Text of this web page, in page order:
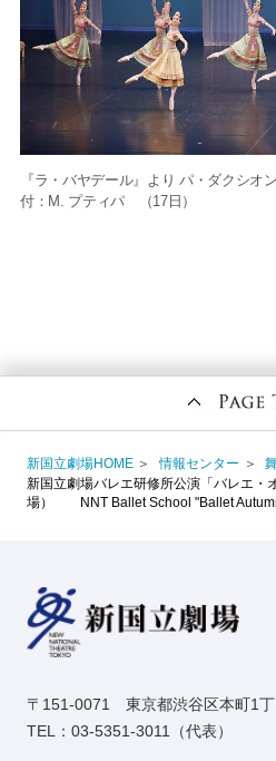
『ラ・バヤデール』より パ・ダクシ
付：M. プティパ （17日）
新国立劇場HOME 情報センター
新国立劇場バレエ研修所公演「バレエ・
場） NNT Ballet School "Ballet
〒151-0071 東京都渋谷区本町1
TEL：03-5351-3011（代表）